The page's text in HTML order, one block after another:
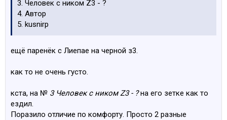
3. Человек с ником Z3 - ?
4. Автор
5. kusnirp
ещё паренёк с Лиепае на черной з3.
как то не очень густо.
кста, на № 3 Человек с ником Z3 - ?на его зетке как то
ездил.
Поразило отличие по комфорту. Просто 2 разные